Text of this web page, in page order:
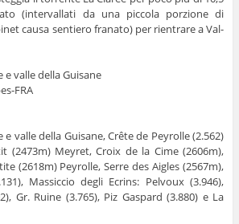
(intervallati da una piccola porzione di
causa sentiero franato) per rientrare a Val-
e valle della Guisane
FRA
e valle della Guisane, Crête de Peyrolle (2.562)
(2473m) Meyret, Croix de la Cime (2606m),
(2618m) Peyrolle, Serre des Aigles (2567m),
Massiccio degli Ecrins: Pelvoux (3.946),
Gr. Ruine (3.765), Piz Gaspard (3.880) e La